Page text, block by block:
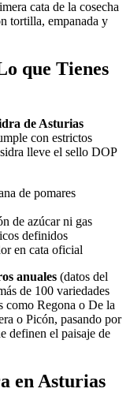
cata de la cosecha
tortilla, empanada y
que Tienes
de Asturias
con estrictos
lleve el sello DOP
de pomares
de azúcar ni gas
definidos
en cata oficial
anuales (datos del
de 100 variedades
como Regona o De la
o Picón, pasando por
definen el paisaje de
en Asturias